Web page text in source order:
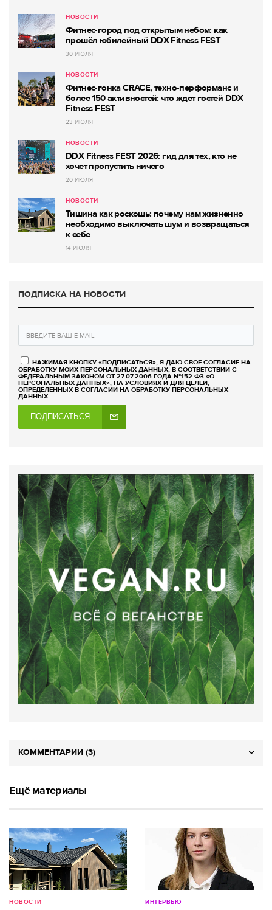
НОВОСТИ
Фитнес-город под открытым небом: как
прошёл юбилейный DDX Fitness FEST
30 ИЮЛЯ
НОВОСТИ
Фитнес-гонка CRACE, техно-перформанс и
более 150 активностей: что ждет гостей DDX
Fitness FEST
23 ИЮЛЯ
НОВОСТИ
DDX Fitness FEST 2026: гид для тех, кто не
хочет пропустить ничего
20 ИЮЛЯ
НОВОСТИ
Тишина как роскошь: почему нам жизненно
необходимо выключать шум и возвращаться
к себе
14 ИЮЛЯ
ПОДПИСКА НА НОВОСТИ
НАЖИМАЯ КНОПКУ «ПОДПИСАТЬСЯ», Я ДАЮ СВОЕ СОГЛАСИЕ НА
ОБРАБОТКУ МОИХ ПЕРСОНАЛЬНЫХ ДАННЫХ, В СООТВЕТСТВИИ С
ФЕДЕРАЛЬНЫМ ЗАКОНОМ ОТ 27.07.2006 ГОДА №152-ФЗ «О
ПЕРСОНАЛЬНЫХ ДАННЫХ», НА УСЛОВИЯХ И ДЛЯ ЦЕЛЕЙ,
ОПРЕДЕЛЕННЫХ В СОГЛАСИИ НА ОБРАБОТКУ ПЕРСОНАЛЬНЫХ
ДАННЫХ
ПОДПИСАТЬСЯ
КОММЕНТАРИИ (3)
Ещё материалы
НОВОСТИ ИНТЕРВЬЮ